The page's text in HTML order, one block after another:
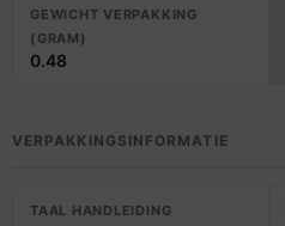
GEWICHT VERPAKKING
(GRAM)
0.48
VERPAKKINGSINFORMATIE
TAAL HANDLEIDING